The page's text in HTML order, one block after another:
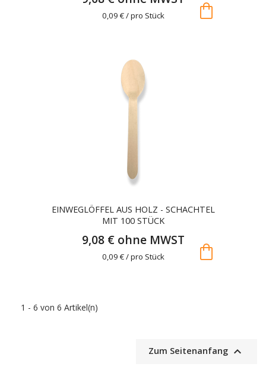
0,09 € / pro Stück shopping_bag
EINWEGLÖFFEL AUS HOLZ - SCHACHTEL
MIT 100 STÜCK
9,08 € ohne MWST
0,09 € / pro Stück shopping_bag
1 - 6 von 6 Artikel(n)
Zum Seitenanfang 